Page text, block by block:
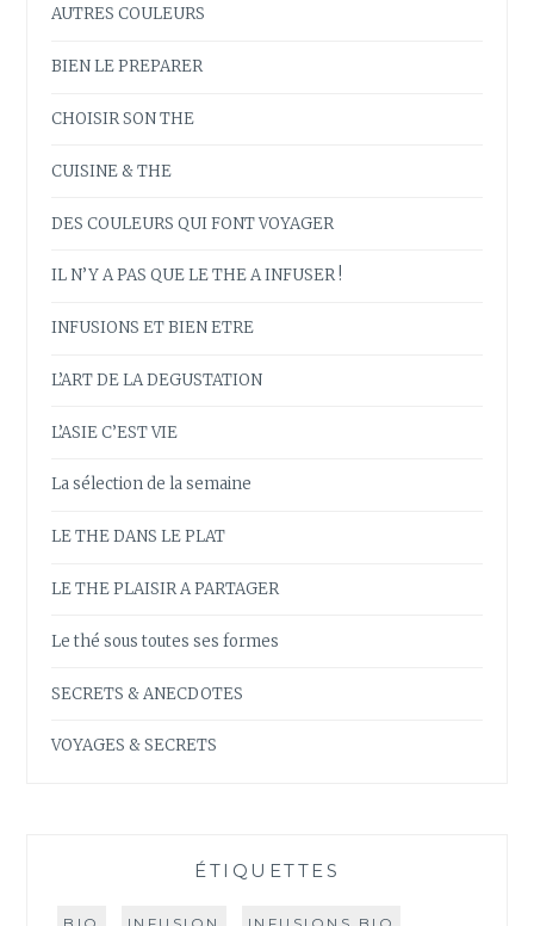
AUTRES COULEURS
BIEN LE PREPARER
CHOISIR SON THE
CUISINE & THE
DES COULEURS QUI FONT VOYAGER
IL N’Y A PAS QUE LE THE A INFUSER !
INFUSIONS ET BIEN ETRE
L’ART DE LA DEGUSTATION
L’ASIE C’EST VIE
La sélection de la semaine
LE THE DANS LE PLAT
LE THE PLAISIR A PARTAGER
Le thé sous toutes ses formes
SECRETS & ANECDOTES
VOYAGES & SECRETS
ÉTIQUETTES